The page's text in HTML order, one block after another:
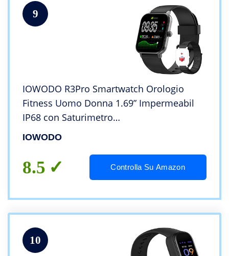
9
IOWODO R3Pro Smartwatch Orologio
Fitness Uomo Donna 1.69” Impermeabil
IP68 con Saturimetro
(SpO2)Cardiofrequenzimetro Contapassi
Tracker per Android iOS
IOWODO
8.5 Controlla Su Amazon
10